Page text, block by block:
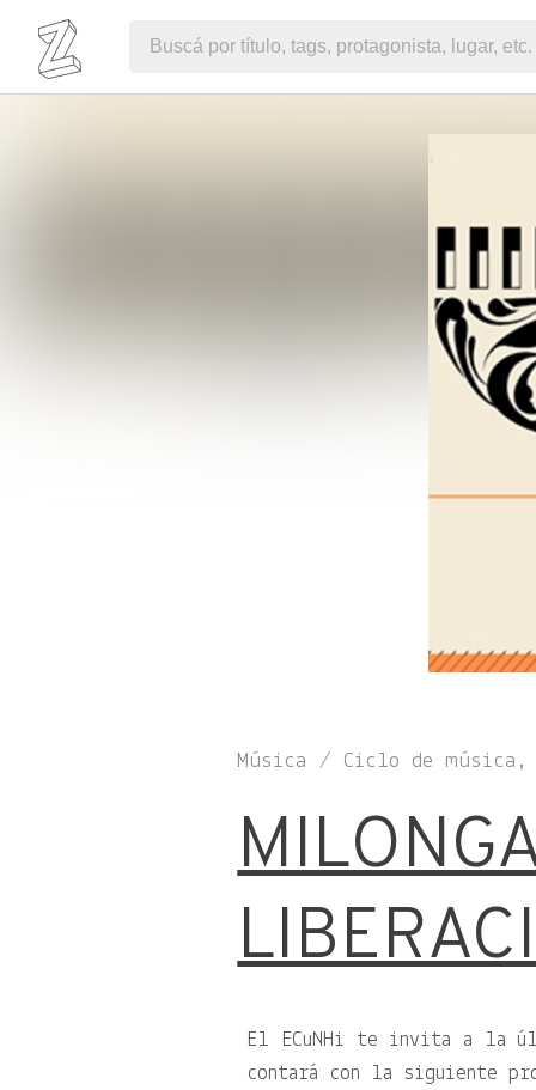
Música / Ciclo de música,
El ECuNHi te invita a la
contará con la siguiente